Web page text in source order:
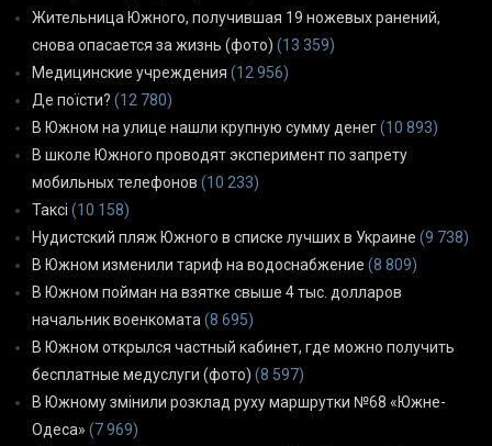
Жительница Южного, получившая 19 ножевых ранений,
снова опасается за жизнь (фото) (13 359)
Медицинские учреждения (12 956)
Де поїсти? (12 780)
В Южном на улице нашли крупную сумму денег(10 893)
В школе Южного проводят эксперимент по запрету
мобильных телефонов (10 233)
Таксі (10 158)
Нудистский пляж Южного в списке лучших в Украине (9 738)
В Южном изменили тариф на водоснабжение (8 809)
В Южном пойман на взятке свыше 4 тыс. долларов
начальник военкомата (8 695)
В Южном открылся частный кабинет, где можно получить
бесплатные медуслуги (фото) (8 597)
В Южному змінили розклад руху маршрутки №68 «Южне-
Одеса» (7 969)